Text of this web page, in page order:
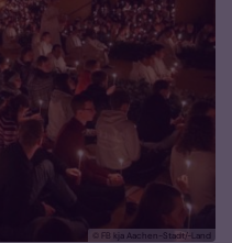
© FB kja Aachen-Stadt/-Land